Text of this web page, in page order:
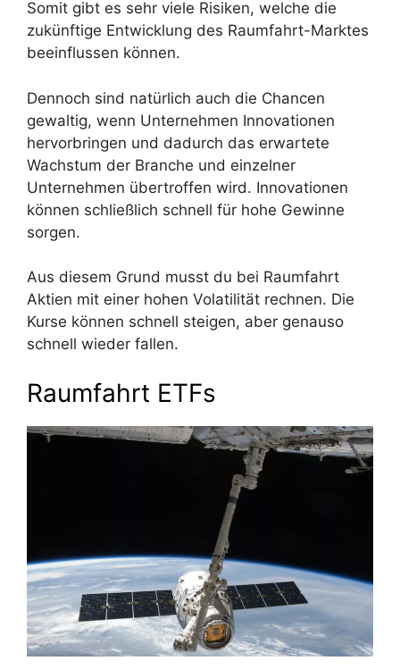
Somit gibt es sehr viele Risiken, welche die
zukünftige Entwicklung des Raumfahrt-Marktes
beeinflussen können.
Dennoch sind natürlich auch die Chancen
gewaltig, wenn Unternehmen Innovationen
hervorbringen und dadurch das erwartete
Wachstum der Branche und einzelner
Unternehmen übertroffen wird. Innovationen
können schließlich schnell für hohe Gewinne
sorgen.
Aus diesem Grund musst du bei Raumfahrt
Aktien mit einer hohen Volatilität rechnen. Die
Kurse können schnell steigen, aber genauso
schnell wieder fallen.
Raumfahrt ETFs